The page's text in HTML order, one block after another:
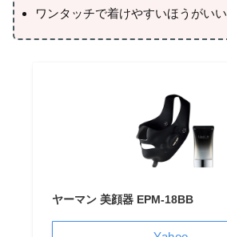
ワンタッチで着けやすいほうがい
ヤーマン 美顔器 EPM-18BB